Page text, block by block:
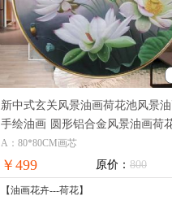
新中式玄关风景油画荷花池风景
手绘油画 圆形铝合金风景油画荷
景油画
A：80*80CM画芯
￥499 原价： 800
【油画花卉---荷花】